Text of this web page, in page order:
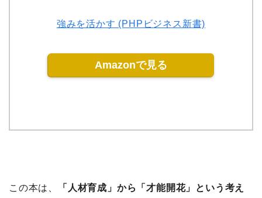
強みを活かす (PHPビジネス新書)
Amazonで見る
この本は、
「人材育成」から「才能開花」という考え